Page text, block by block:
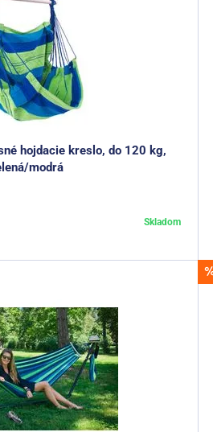
hojdacie kreslo, do 120 kg,
modrá
Skladom